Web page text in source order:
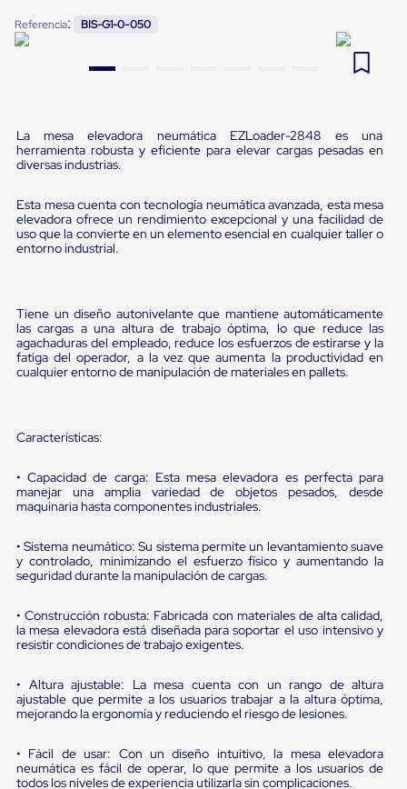
Pestañas
de
Borde
de
Pestañas
de
Borde
de
de
patio
portátiles
Rampas
de
Sellos
para
Puertas
andén
Sellos
de
Cabezal
Sellos
de
Cabezal
Cortina
Retenedores
de
Retenedores
de
andén
Referencia: BIS-G1-0-050
La mesa elevadora neumática EZLoader-2848 es una
herramienta robusta y eficiente para elevar cargas pesadas en
diversas industrias.
Esta mesa cuenta con tecnología neumática avanzada, esta mesa
elevadora ofrece un rendimiento excepcional y una facilidad de
uso que la convierte en un elemento esencial en cualquier taller o
entorno industrial.
Tiene un diseño autonivelante que mantiene automáticamente
las cargas a una altura de trabajo óptima, lo que reduce las
agachaduras del empleado, reduce los esfuerzos de estirarse y la
fatiga del operador, a la vez que aumenta la productividad en
cualquier entorno de manipulación de materiales en pallets.
Características:
• Capacidad de carga: Esta mesa elevadora es perfecta para
manejar una amplia variedad de objetos pesados, desde
maquinaria hasta componentes industriales.
• Sistema neumático: Su sistema permite un levantamiento suave
y controlado, minimizando el esfuerzo físico y aumentando la
seguridad durante la manipulación de cargas.
• Construcción robusta: Fabricada con materiales de alta calidad,
la mesa elevadora está diseñada para soportar el uso intensivo y
resistir condiciones de trabajo exigentes.
• Altura ajustable: La mesa cuenta con un rango de altura
ajustable que permite a los usuarios trabajar a la altura óptima,
mejorando la ergonomía y reduciendo el riesgo de lesiones.
• Fácil de usar: Con un diseño intuitivo, la mesa elevadora
neumática es fácil de operar, lo que permite a los usuarios de
todos los niveles de experiencia utilizarla sin complicaciones.
9.
slip sheet